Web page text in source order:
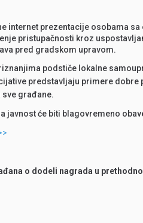
internet prezentacije osobama
pristupačnosti kroz
pred gradskom upravom.
podstiče lokalne
predstavljaju primere
građane.
javnost će biti blagovremeno
o dodeli nagrada u